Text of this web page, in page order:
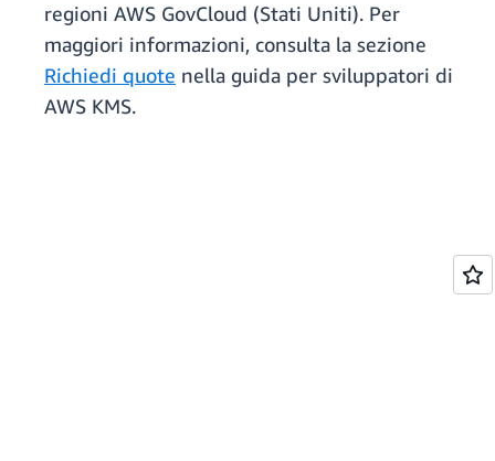
regioni AWS GovCloud (Stati Uniti). Per
maggiori informazioni, consulta la sezione
Richiedi quote nella guida per sviluppatori di
AWS KMS.